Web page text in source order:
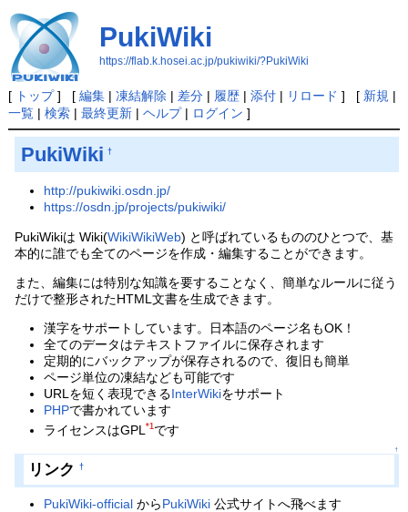
PukiWiki
https://flab.k.hosei.ac.jp/pukiwiki/?PukiWiki
[ トップ] [ 編集| 凍結解除 | 差分| 履歴| 添付| リロード ] [ 新規 |
一覧| 検索| 最終更新| ヘルプ| ログイン ]
PukiWiki †
http://pukiwiki.osdn.jp/
https://osdn.jp/projects/pukiwiki/
PukiWikiは Wiki(WikiWikiWeb) と呼ばれているもののひとつで、基
本的に誰でも全てのページを作成・編集することができます。
また、編集には特別な知識を要することなく、簡単なルールに従う
だけで整形されたHTML文書を生成できます。
漢字をサポートしています。日本語のページ名もOK！
全てのデータはテキストファイルに保存されます
定期的にバックアップが保存されるので、復旧も簡単
ページ単位の凍結なども可能です
URLを短く表現できるInterWikiをサポート
PHPで書かれています
ライセンスはGPL*1です
↑
リンク †
PukiWiki-official からPukiWiki 公式サイトへ飛べます